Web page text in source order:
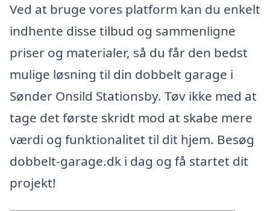
Ved at bruge vores platform kan du enkelt
indhente disse tilbud og sammenligne
priser og materialer, så du får den bedst
mulige løsning til din dobbelt garage i
Sønder Onsild Stationsby. Tøv ikke med at
tage det første skridt mod at skabe mere
værdi og funktionalitet til dit hjem. Besøg
dobbelt-garage.dk i dag og få startet dit
projekt!